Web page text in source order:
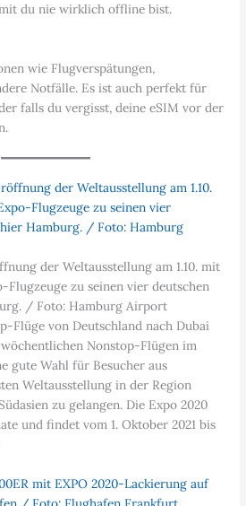
du nie wirklich offline bist.
wie Flugverspätungen,
Notfälle. Es ist auch perfekt für
falls du vergisst, deine eSIM vor der
der Weltausstellung am 1.10. mit
Flugzeuge zu seinen vier deutschen
/ Foto: Hamburg Airport
Flüge von Deutschland nach Dubai
Nonstop-Flügen im
gute Wahl für Besucher aus
Weltausstellung in der Region
zu gelangen. Die Expo 2020
und findet vom 1. Oktober 2021 bis